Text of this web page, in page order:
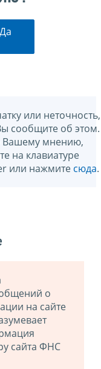
Да
или неточность,
сообщите об этом.
Вашему мнению,
на клавиатуре
или нажмите сюда.
о
на сайте
сайта ФНС